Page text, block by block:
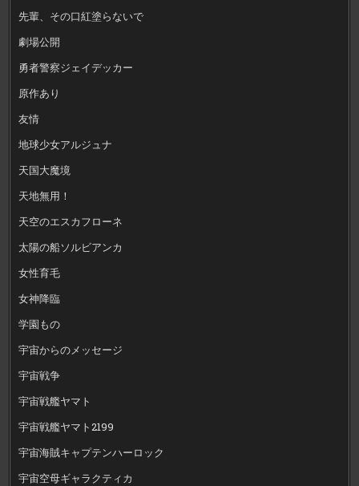
先輩、その口紅塗らないで
劇場公開
勇者警察ジェイデッカー
原作あり
友情
地球少女アルジュナ
天国大魔境
天地無用！
天空のエスカフローネ
太陽の船ソルビアンカ
女性育毛
女神降臨
学園もの
宇宙からのメッセージ
宇宙戦争
宇宙戦艦ヤマト
宇宙戦艦ヤマト2199
宇宙海賊キャプテンハーロック
宇宙空母ギャラクティカ